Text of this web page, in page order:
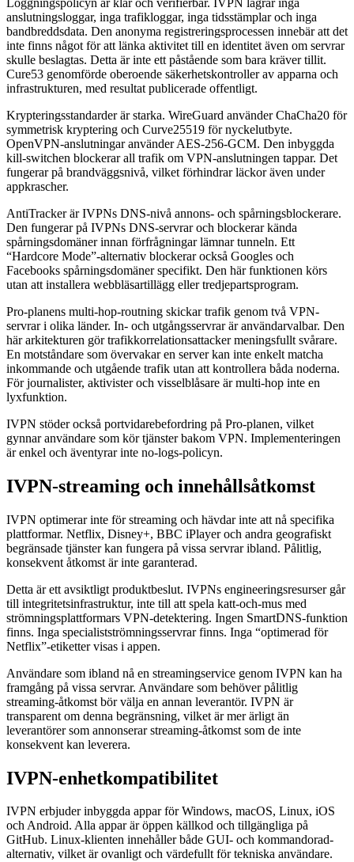
anslutningsloggar, inga trafikloggar, inga tidsstämplar och inga
bandbreddsdata. Den anonyma registreringsprocessen innebär att det
inte finns något för att länka aktivitet till en identitet även om servrar
skulle beslagtas. Detta är inte ett påstående som bara kräver tillit.
Cure53 genomförde oberoende säkerhetskontroller av apparna och
infrastrukturen, med resultat publicerade offentligt.
Krypteringsstandarder är starka. WireGuard använder ChaCha20 för
symmetrisk kryptering och Curve25519 för nyckelutbyte.
OpenVPN-anslutningar använder AES-256-GCM. Den inbyggda
kill-switchen blockerar all trafik om VPN-anslutningen tappar. Det
fungerar på brandväggsnivå, vilket förhindrar läckor även under
appkrascher.
AntiTracker är IVPNs DNS-nivå annons- och spårningsblockerare.
Den fungerar på IVPNs DNS-servrar och blockerar kända
spårningsdomäner innan förfrågningar lämnar tunneln. Ett
“Hardcore Mode”-alternativ blockerar också Googles och
Facebooks spårningsdomäner specifikt. Den här funktionen körs
utan att installera webbläsartillägg eller tredjepartsprogram.
Pro-planens multi-hop-routning skickar trafik genom två VPN-
servrar i olika länder. In- och utgångsservrar är användarvalbar. Den
här arkitekturen gör trafikkorrelationsattacker meningsfullt svårare.
En motståndare som övervakar en server kan inte enkelt matcha
inkommande och utgående trafik utan att kontrollera båda noderna.
För journalister, aktivister och visselblåsare är multi-hop inte en
lyxfunktion.
IVPN stöder också portvidarebefordring på Pro-planen, vilket
gynnar användare som kör tjänster bakom VPN. Implementeringen
är enkel och äventyrar inte no-logs-policyn.
IVPN-streaming och innehållsåtkomst
IVPN optimerar inte för streaming och hävdar inte att nå specifika
plattformar. Netflix, Disney+, BBC iPlayer och andra geografiskt
begränsade tjänster kan fungera på vissa servrar ibland. Pålitlig,
konsekvent åtkomst är inte garanterad.
Detta är ett avsiktligt produktbeslut. IVPNs engineeringsresurser går
till integritetsinfrastruktur, inte till att spela katt-och-mus med
strömningsplattformars VPN-detektering. Ingen SmartDNS-funktion
finns. Inga specialistströmningsservrar finns. Inga “optimerad för
Netflix”-etiketter visas i appen.
Användare som ibland nå en streamingservice genom IVPN kan ha
framgång på vissa servrar. Användare som behöver pålitlig
streaming-åtkomst bör välja en annan leverantör. IVPN är
transparent om denna begränsning, vilket är mer ärligt än
leverantörer som annonserar streaming-åtkomst som de inte
konsekvent kan leverera.
IVPN-enhetkompatibilitet
IVPN erbjuder inbyggda appar för Windows, macOS, Linux, iOS
och Android. Alla appar är öppen källkod och tillgängliga på
GitHub. Linux-klienten innehåller både GUI- och kommandorad-
alternativ, vilket är ovanligt och värdefullt för tekniska användare.